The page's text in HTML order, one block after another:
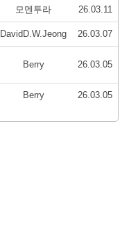
모멘투라 26.03.11
DavidD.W.Jeong 26.03.07
Berry 26.03.05
Berry 26.03.05